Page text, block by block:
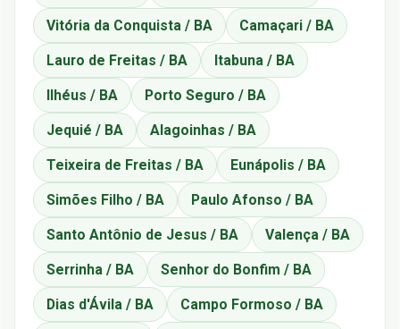
Vitória da Conquista / BA Camaçari / BA
Lauro de Freitas / BA Itabuna / BA
Ilhéus / BA Porto Seguro / BA
Jequié / BA Alagoinhas / BA
Teixeira de Freitas / BA Eunápolis / BA
Simões Filho / BA Paulo Afonso / BA
Santo Antônio de Jesus / BA Valença / BA
Serrinha / BA Senhor do Bonfim / BA
Dias d'Ávila / BA Campo Formoso / BA